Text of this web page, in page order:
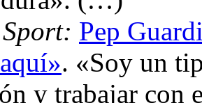
Pep
. «Soy un
y trabajar con